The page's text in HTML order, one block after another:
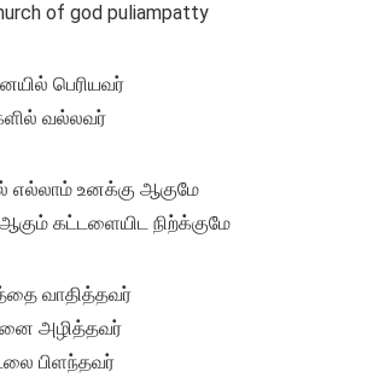
of god puliampatty
பெரியவர்
வல்லவர்
எல்லாம் உனக்கு ஆகுமே
கட்டளையிட நிற்க்குமே
வாதித்தவர்
அழித்தவர்
பிளந்தவர்